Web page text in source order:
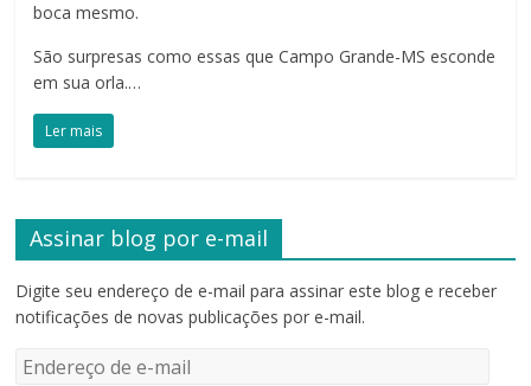
boca mesmo.
São surpresas como essas que Campo Grande-MS esconde
em sua orla.…
Ler mais
Assinar blog por e-mail
Digite seu endereço de e-mail para assinar este blog e receber
notificações de novas publicações por e-mail.
Endereço